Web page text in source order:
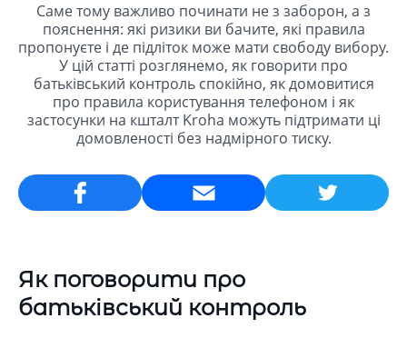
Саме тому важливо починати не з заборон, а з
пояснення: які ризики ви бачите, які правила
пропонуєте і де підліток може мати свободу вибору.
У цій статті розглянемо, як говорити про
батьківський контроль спокійно, як домовитися
про правила користування телефоном і як
застосунки на кшталт Kroha можуть підтримати ці
домовленості без надмірного тиску.
Email
Як поговорити про
батьківський контроль